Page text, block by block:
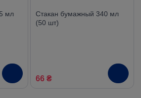
мл
Стакан бумажный 340 мл
(50 шт)
66 ₴